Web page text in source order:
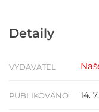
Detaily
VYDAVATEL
PUBLIKOVÁNO 14.